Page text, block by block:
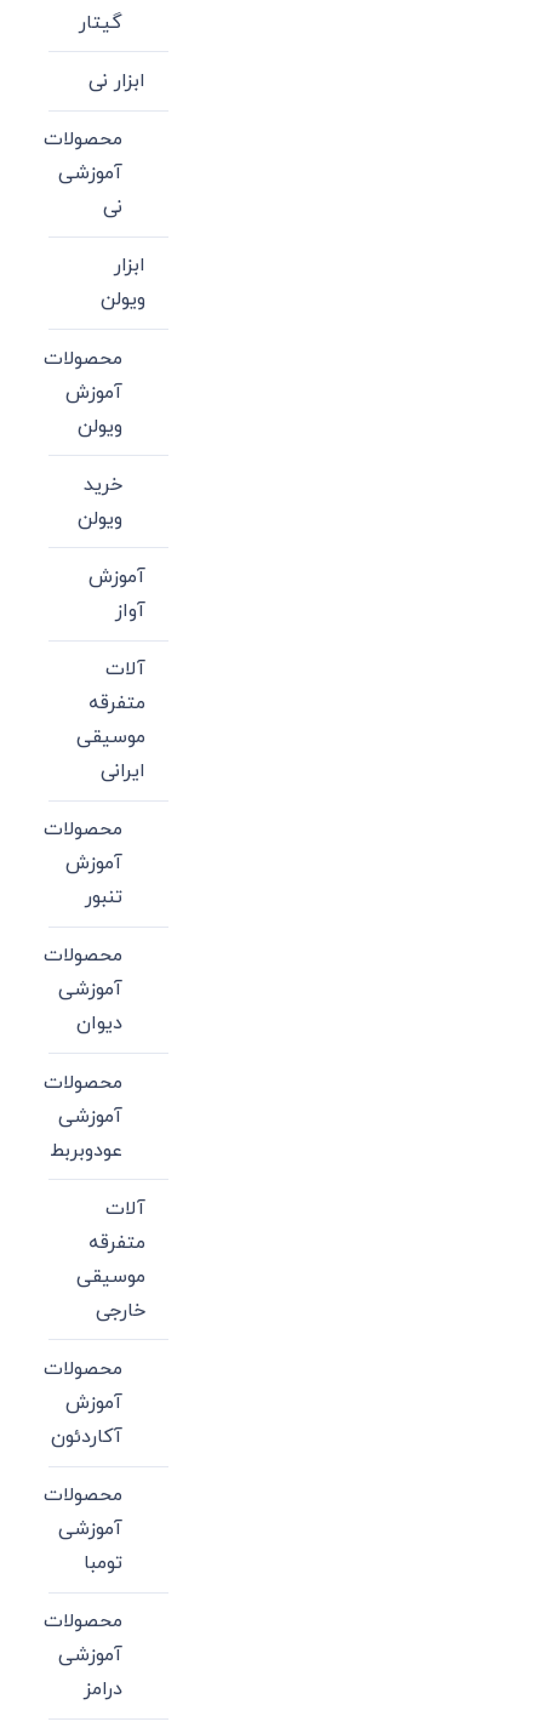
گیتار
ابزار نی
محصولات
آموزشی
نی
ابزار
ویولن
محصولات
آموزش
ویولن
خرید
ویولن
آموزش
آواز
آلات
متفرقه
موسیقی
ایرانی
محصولات
آموزش
تنبور
محصولات
آموزشی
دیوان
محصولات
آموزشی
عودوبربط
آلات
متفرقه
موسیقی
خارجی
محصولات
آموزش
آکاردئون
محصولات
آموزشی
تومبا
محصولات
آموزشی
درامز